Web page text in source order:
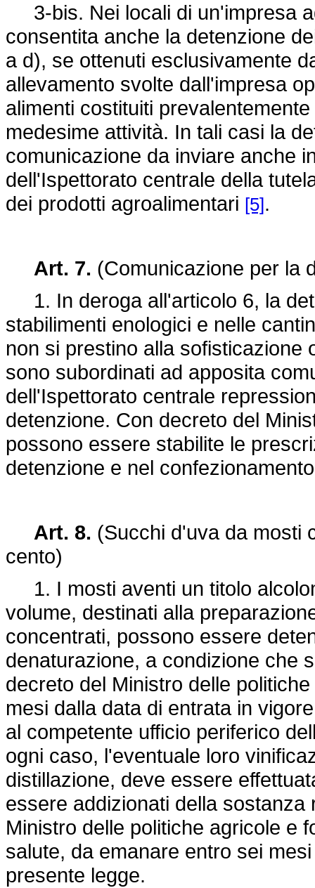
3-bis. Nei locali di un'impresa
consentita anche la detenzione
a d), se ottenuti esclusivamente
allevamento svolte dall'impresa
alimenti costituiti
medesime attività. In tali casi la
comunicazione da inviare anche
dell'Ispettorato centrale della
dei prodotti agroalimentari [5].
Art. 7. (Comunicazione per la
1. In deroga all'articolo 6, la
stabilimenti enologici e nelle
non si prestino alla sofisticazione
sono subordinati ad apposita
dell'Ispettorato centrale
detenzione. Con decreto del
possono essere stabilite le
detenzione e nel
Art. 8. (Succhi d'uva da mosti
cento)
1. I mosti aventi un titolo
volume, destinati alla
concentrati, possono essere
denaturazione, a condizione che
decreto del Ministro delle
mesi dalla data di entrata in
al competente ufficio periferico
ogni caso, l'eventuale loro
distillazione, deve essere
essere addizionati della
Ministro delle politiche agricole e
salute, da emanare entro sei
presente legge.